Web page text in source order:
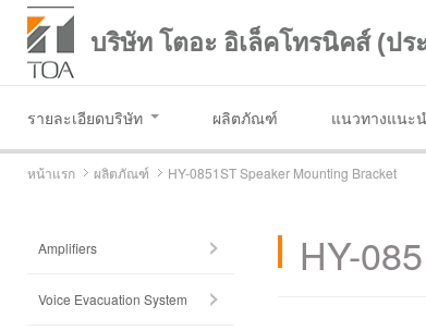
บริษัท โตอะ อิเล็คโทรนิคส์ (ปร
รายละเอียดบริษัท ผลิตภัณฑ์ แนวทางแนะ
หน้าแรก ผลิตภัณฑ์ HY-0851ST Speaker Mounting Bracket
HY-
Amplifiers
Voice Evacuation System